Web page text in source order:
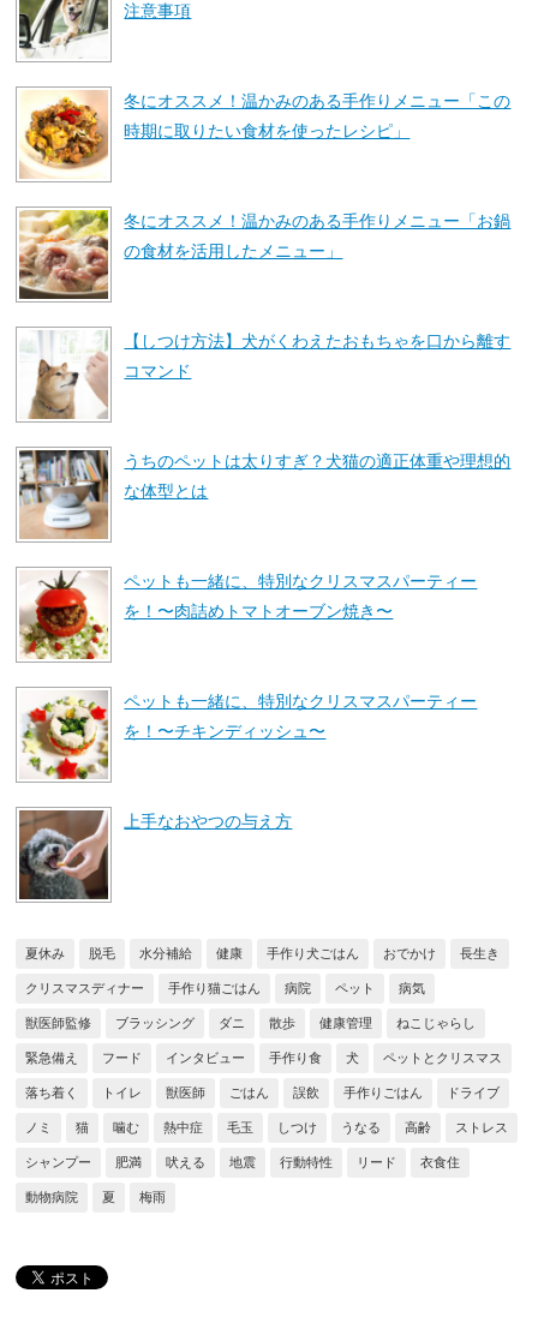
注意事項
冬にオススメ！温かみのある手作りメニュー「この
時期に取りたい食材を使ったレシピ」
冬にオススメ！温かみのある手作りメニュー「お鍋
の食材を活用したメニュー」
【しつけ方法】犬がくわえたおもちゃを口から離す
コマンド
うちのペットは太りすぎ？犬猫の適正体重や理想的
な体型とは
ペットも一緒に、特別なクリスマスパーティー
を！〜肉詰めトマトオーブン焼き〜
ペットも一緒に、特別なクリスマスパーティー
を！〜チキンディッシュ〜
上手なおやつの与え方
夏休み 脱毛 水分補給 健康 手作り犬ごはん おでかけ 長生き
クリスマスディナー 手作り猫ごはん 病院 ペット 病気
獣医師監修 ブラッシング ダニ 散歩 健康管理 ねこじゃらし
緊急備え フード インタビュー 手作り食 犬 ペットとクリスマス
落ち着く トイレ 獣医師 ごはん 誤飲 手作りごはん ドライブ
ノミ 猫 噛む 熱中症 毛玉 しつけ うなる 高齢 ストレス
シャンプー 肥満 吠える 地震 行動特性 リード 衣食住
動物病院 夏 梅雨